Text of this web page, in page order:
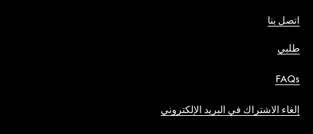
اتصل بنا
طلبي
FAQs
إلغاء الاشتراك في البريد الإلكتروني